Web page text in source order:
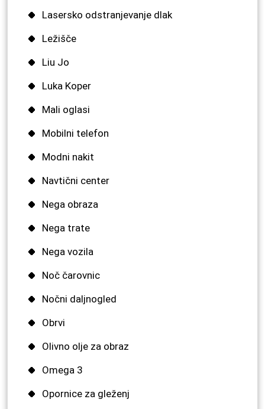
Lasersko odstranjevanje dlak
Ležišče
Liu Jo
Luka Koper
Mali oglasi
Mobilni telefon
Modni nakit
Navtični center
Nega obraza
Nega trate
Nega vozila
Noč čarovnic
Nočni daljnogled
Obrvi
Olivno olje za obraz
Omega 3
Opornice za gleženj